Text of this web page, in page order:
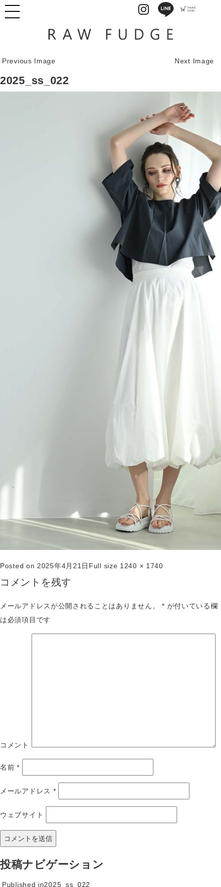
Previous Image Next Image
2025_ss_022
Posted on 2025年4月21日 Full size 1240 × 1740
コメントを残す
メールアドレスが公開されることはありません。 * が付いている欄
は必須項目です
コメント
名前*
メールアドレス *
ウェブサイト
投稿ナビゲーション
Published in2025_ss_022